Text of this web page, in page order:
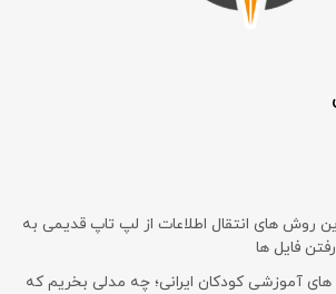
روش های انتقال اطلاعات از لپ تاپ قدیمی به
فایل ها
آموزشی کودکان ایرانی؛ چه مدلی بخریم که